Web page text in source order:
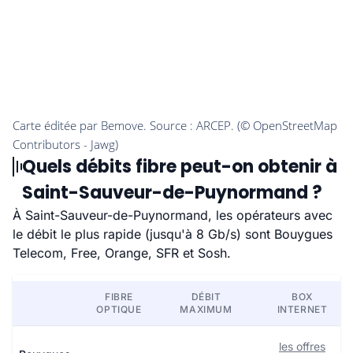
Quels débits fibre peut-on obtenir à
Saint-Sauveur-de-Puynormand ?
À Saint-Sauveur-de-Puynormand, les opérateurs avec
le débit le plus rapide (jusqu'à 8 Gb/s) sont Bouygues
Telecom, Free, Orange, SFR et Sosh.
FIBRE
OPTIQUE
DÉBIT
MAXIMUM
BOX
INTERNET
les offres